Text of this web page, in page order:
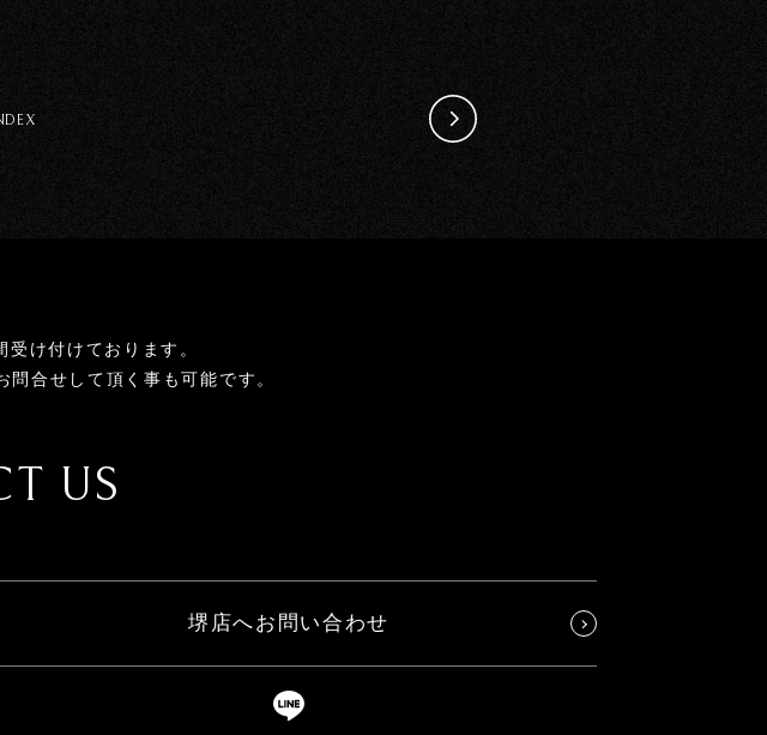
け付けております。
合せして頂く事も可能です。
US
堺店へお問い合わせ